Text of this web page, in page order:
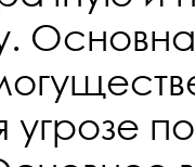
угрозе